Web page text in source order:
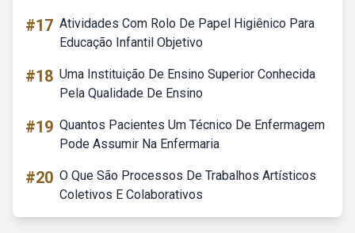
#17 Atividades Com Rolo De Papel Higiênico Para
Educação Infantil Objetivo
#18 Uma Instituição De Ensino Superior Conhecida
Pela Qualidade De Ensino
#19 Quantos Pacientes Um Técnico De Enfermagem
Pode Assumir Na Enfermaria
#20 O Que São Processos De Trabalhos Artísticos
Coletivos E Colaborativos